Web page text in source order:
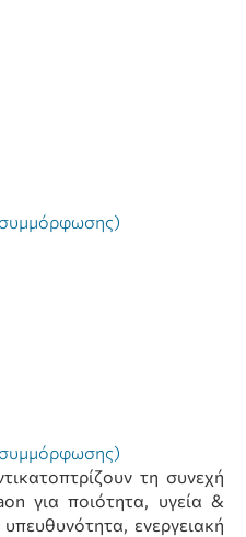
τη συνεχή
για ποιότητα, υγεία &
ενεργειακή